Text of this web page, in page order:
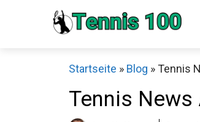
Startseite » Blog »Tennis
Tennis